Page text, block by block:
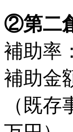
②第二
補助率
補助金
（既